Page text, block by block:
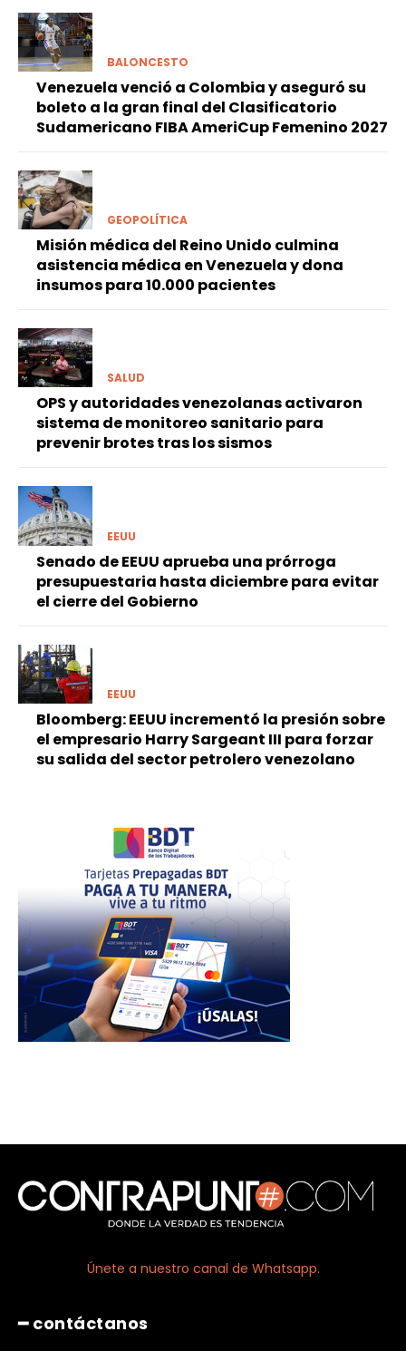
BALONCESTO
Venezuela venció a Colombia y aseguró su
boleto a la gran final del Clasificatorio
Sudamericano FIBA AmeriCup Femenino 2027
GEOPOLÍTICA
Misión médica del Reino Unido culmina
asistencia médica en Venezuela y dona
insumos para 10.000 pacientes
SALUD
OPS y autoridades venezolanas activaron
sistema de monitoreo sanitario para
prevenir brotes tras los sismos
EEUU
Senado de EEUU aprueba una prórroga
presupuestaria hasta diciembre para evitar
el cierre del Gobierno
EEUU
Bloomberg: EEUU incrementó la presión sobre
el empresario Harry Sargeant III para forzar
su salida del sector petrolero venezolano
Únete a nuestro canal de Whatsapp.
━ contáctanos